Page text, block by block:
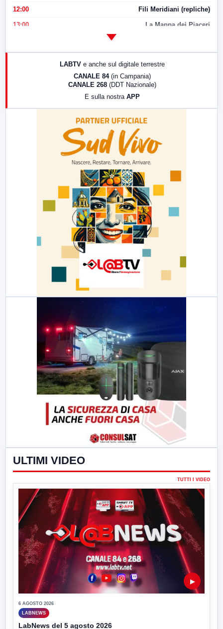
12:00 Fili Meridiani (repliche)
13:00 La Mappa dei Piaceri
LABTV e anche sul digitale terrestre
CANALE 84 (in Campania)
CANALE 268 (DDT Nazionale)
E sulla nostra APP
ULTIMI VIDEO
TUTTI I VIDEO
▶
6 AGOSTO 2026
LABNEWS
LabNews del 5 agosto 2026